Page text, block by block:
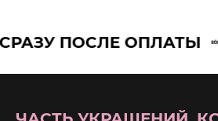
ПОСЛЕ ОПЛАТЫ